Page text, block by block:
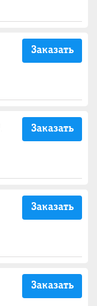
Заказать
Заказать
Заказать
Заказать